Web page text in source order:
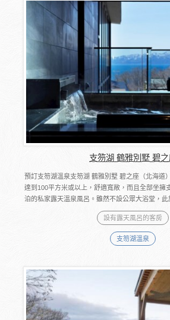
支笏湖 鶴雅別墅 碧
預訂支笏湖溫泉支笏湖 鶴雅別墅 碧之座（北海道
達到100平方米或以上，舒適寬敞，而且全部坐擁
泊的私家露天溫泉風呂。雖然不設公眾大浴堂，此
設有露天風呂的客房
支笏湖溫泉